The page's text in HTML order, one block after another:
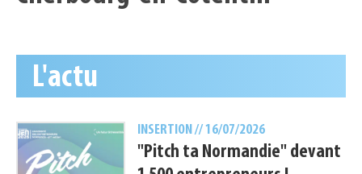
L'actu
INSERTION // 16/07/2026
"Pitch ta Normandie" devant